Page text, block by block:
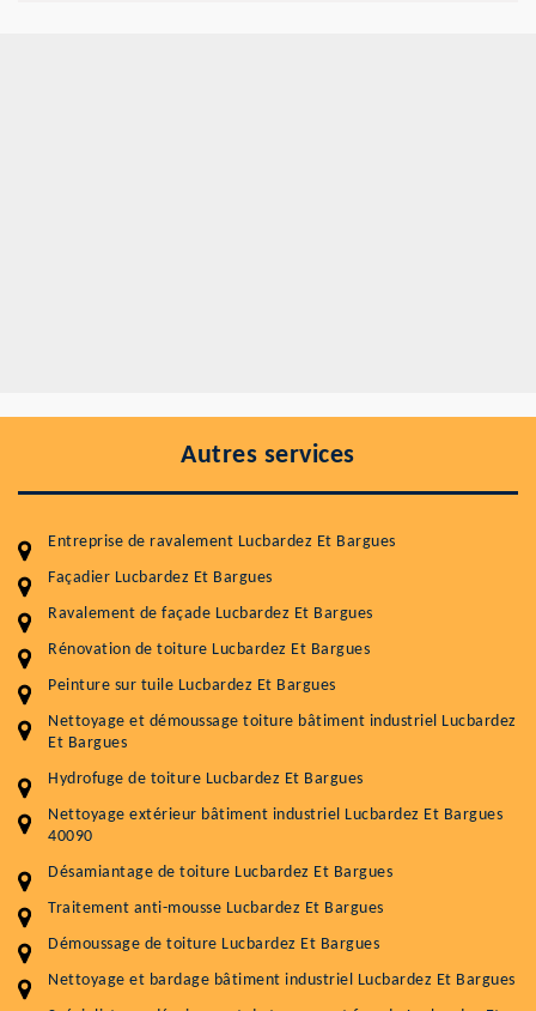
Autres services
Entreprise de ravalement Lucbardez Et Bargues
Façadier Lucbardez Et Bargues
Ravalement de façade Lucbardez Et Bargues
Rénovation de toiture Lucbardez Et Bargues
Peinture sur tuile Lucbardez Et Bargues
Nettoyage et démoussage toiture bâtiment industriel Lucbardez
Et Bargues
Hydrofuge de toiture Lucbardez Et Bargues
Nettoyage extérieur bâtiment industriel Lucbardez Et Bargues
40090
Désamiantage de toiture Lucbardez Et Bargues
Traitement anti-mousse Lucbardez Et Bargues
Démoussage de toiture Lucbardez Et Bargues
Nettoyage et bardage bâtiment industriel Lucbardez Et Bargues
Entretenir votre toiture, c'est préserver sa
durabilité
Service
Démoussage toiture
Traitement hydrofuge toiture
Prix au m²